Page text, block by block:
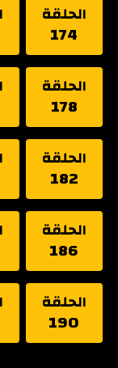
الحلقة
174
الحلقة
178
الحلقة
182
الحلقة
186
الحلقة
190